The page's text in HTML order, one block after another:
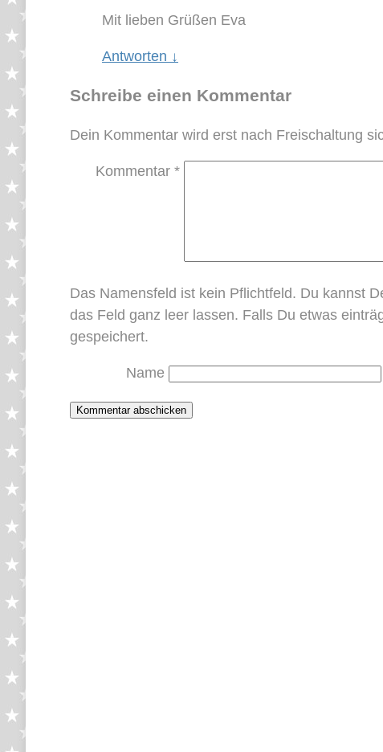
Mit lieben Grüßen Eva
Antworten ↓
Schreibe einen Kommentar
Dein Kommentar wird erst nach Freischaltung
Kommentar *
Das Namensfeld ist kein Pflichtfeld. Du kannst
das Feld ganz leer lassen. Falls Du etwas
gespeichert.
Name